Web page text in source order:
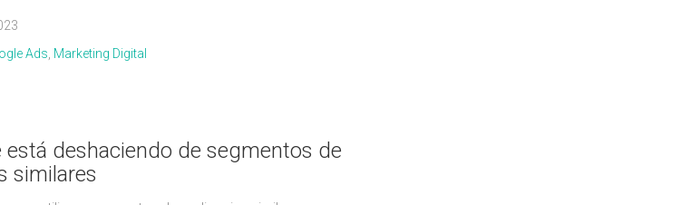
Ads Marketing Digital
está deshaciendo de segmentos de
similares